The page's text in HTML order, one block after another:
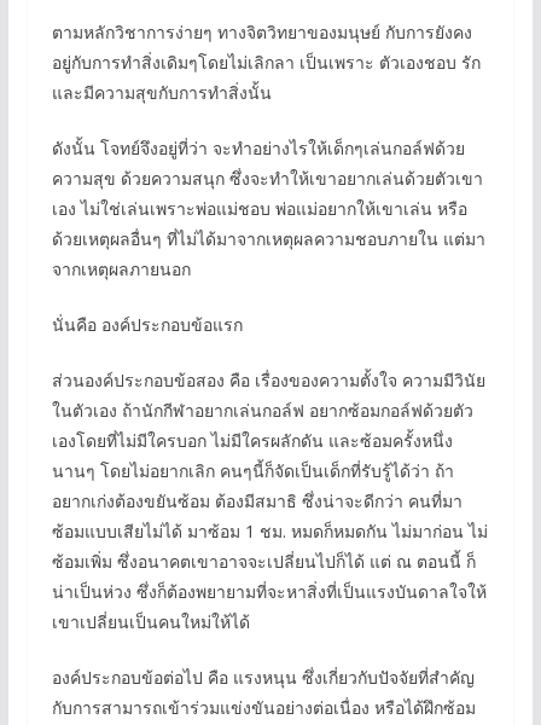
ตามหลักวิชาการง่ายๆ ทางจิตวิทยาของมนุษย์ กับการยังคง
อยู่กับการทำสิ่งเดิมๆโดยไม่เลิกลา เป็นเพราะ ตัวเองชอบ รัก
และมีความสุขกับการทำสิ่งนั้น
ดังนั้น โจทย์จึงอยู่ที่ว่า จะทำอย่างไรให้เด็กๆเล่นกอล์ฟด้วย
ความสุข ด้วยความสนุก ซึ่งจะทำให้เขาอยากเล่นด้วยตัวเขา
เอง ไม่ใช่เล่นเพราะพ่อแม่ชอบ พ่อแม่อยากให้เขาเล่น หรือ
ด้วยเหตุผลอื่นๆ ที่ไม่ได้มาจากเหตุผลความชอบภายใน แต่มา
จากเหตุผลภายนอก
นั่นคือ องค์ประกอบข้อแรก
ส่วนองค์ประกอบข้อสอง คือ เรื่องของความตั้งใจ ความมีวินัย
ในตัวเอง ถ้านักกีฬาอยากเล่นกอล์ฟ อยากซ้อมกอล์ฟด้วยตัว
เองโดยที่ไม่มีใครบอก ไม่มีใครผลักดัน และซ้อมครั้งหนึ่ง
นานๆ โดยไม่อยากเลิก คนๆนี้ก็จัดเป็นเด็กที่รับรู้ได้ว่า ถ้า
อยากเก่งต้องขยันซ้อม ต้องมีสมาธิ ซึ่งน่าจะดีกว่า คนที่มา
ซ้อมแบบเสียไม่ได้ มาซ้อม 1 ชม. หมดก็หมดกัน ไม่มาก่อน ไม่
ซ้อมเพิ่ม ซึ่งอนาคตเขาอาจจะเปลี่ยนไปก็ได้ แต่ ณ ตอนนี้ ก็
น่าเป็นห่วง ซึ่งก็ต้องพยายามที่จะหาสิ่งที่เป็นแรงบันดาลใจให้
เขาเปลี่ยนเป็นคนใหม่ให้ได้
องค์ประกอบข้อต่อไป คือ แรงหนุน ซึ่งเกี่ยวกับปัจจัยที่สำคัญ
กับการสามารถเข้าร่วมแข่งขันอย่างต่อเนื่อง หรือได้ฝึกซ้อม